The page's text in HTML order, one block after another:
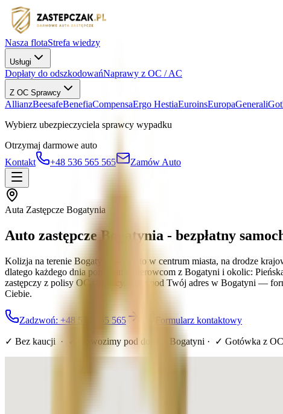
Nasza flotaStrefa wiedzy
Usługi
Dopłaty do odszkodowańNaprawy z OC / AC
Z OC Sprawcy
AllianzBeesafeBenefiaCompensaErgo HestiaEuroinsEuropaGenerali
Wybierz ubezpieczyciela sprawcy wypadku
Otrzymaj darmowe auto
Kontakt
+48 536 565 565 Zamów Auto
Auta Zastępcze Bogatynia
Auto zastępcze Bogatynia - bezpłatny
Kolizja na terenie Bogatyni — czy to w centrum miasta, na drodze
dlatego każdego dnia pomagamy kierowcom z Bogatyni i okolic:
zastępczy z polisy OC sprawcy. Auto pod Twój adres w Bogatyni —
Ciebie.
Zadzwoń: +48 536 565 565 Formularz kontaktowy
✓ Bez kaucji · ✓ Dowozimy pod dom w Bogatyni · ✓ Gotówka z